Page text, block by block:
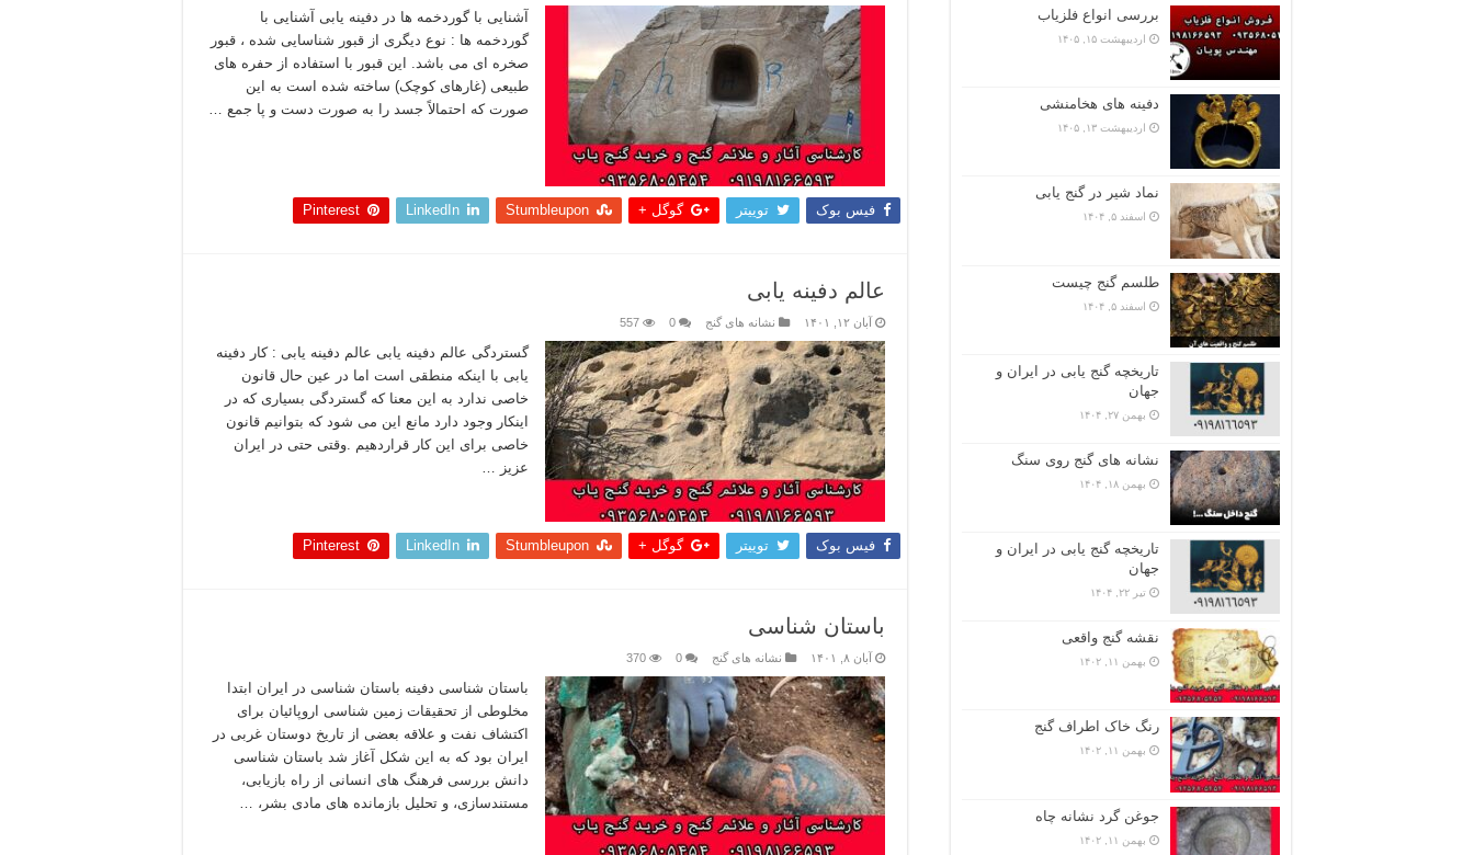
آشنایی با گوردخمه ها در دفینه یابی آشنایی با
گوردخمه ها : نوع دیگری از قبور شناسایی شده ، قبور
صخره ای می باشد. این قبور با استفاده از حفره های
طبیعی (غارهای کوچک) ساخته شده است به این
صورت که احتمالاً جسد را به صورت دست و پا جمع …
فیس بوک توییتر گوگل + Stumbleupon
LinkedIn
Pinterest
عالم دفینه یابی
آبان ۱۲, ۱۴۰۱ نشانه های گنج 0
557
گستردگی عالم دفینه یابی عالم دفینه یابی : کار دفینه
یابی با اینکه منطقی است اما در عین حال قانون
خاصی ندارد به این معنا که گستردگی بسیاری که در
اینکار وجود دارد مانع این می شود که بتوانیم قانون
خاصی برای این کار قراردهیم .وقتی حتی در ایران
عزیز …
فیس بوک توییتر گوگل + Stumbleupon
LinkedIn
Pinterest
باستان شناسی
آبان ۸, ۱۴۰۱ نشانه های گنج 0
370
باستان شناسی دفینه باستان شناسی در ایران ابتدا
مخلوطی از تحقیقات زمین شناسی اروپائیان برای
اکتشاف نفت و علاقه بعضی از تاریخ دوستان غربی در
ایران بود که به این شکل آغاز شد باستان شناسی
دانش بررسی فرهنگ های انسانی از راه بازیابی،
مستندسازی، و تحلیل بازمانده های مادی بشر، …
بررسی انواع فلزیاب
اردیبهشت ۱۵, ۱۴۰۵
دفینه های هخامنشی
اردیبهشت ۱۳, ۱۴۰۵
نماد شیر در گنج یابی
اسفند ۵, ۱۴۰۴
طلسم گنج چیست
اسفند ۵, ۱۴۰۴
تاریخچه گنج‌ یابی در ایران و
جهان
بهمن ۲۷, ۱۴۰۴
نشانه های گنج روی سنگ
بهمن ۱۸, ۱۴۰۴
تاریخچه گنج‌ یابی در ایران و
جهان
تیر ۲۲, ۱۴۰۴
نقشه گنج واقعی
بهمن ۱۱, ۱۴۰۲
رنگ خاک اطراف گنج
بهمن ۱۱, ۱۴۰۲
جوغن گرد نشانه چاه
بهمن ۱۱, ۱۴۰۲